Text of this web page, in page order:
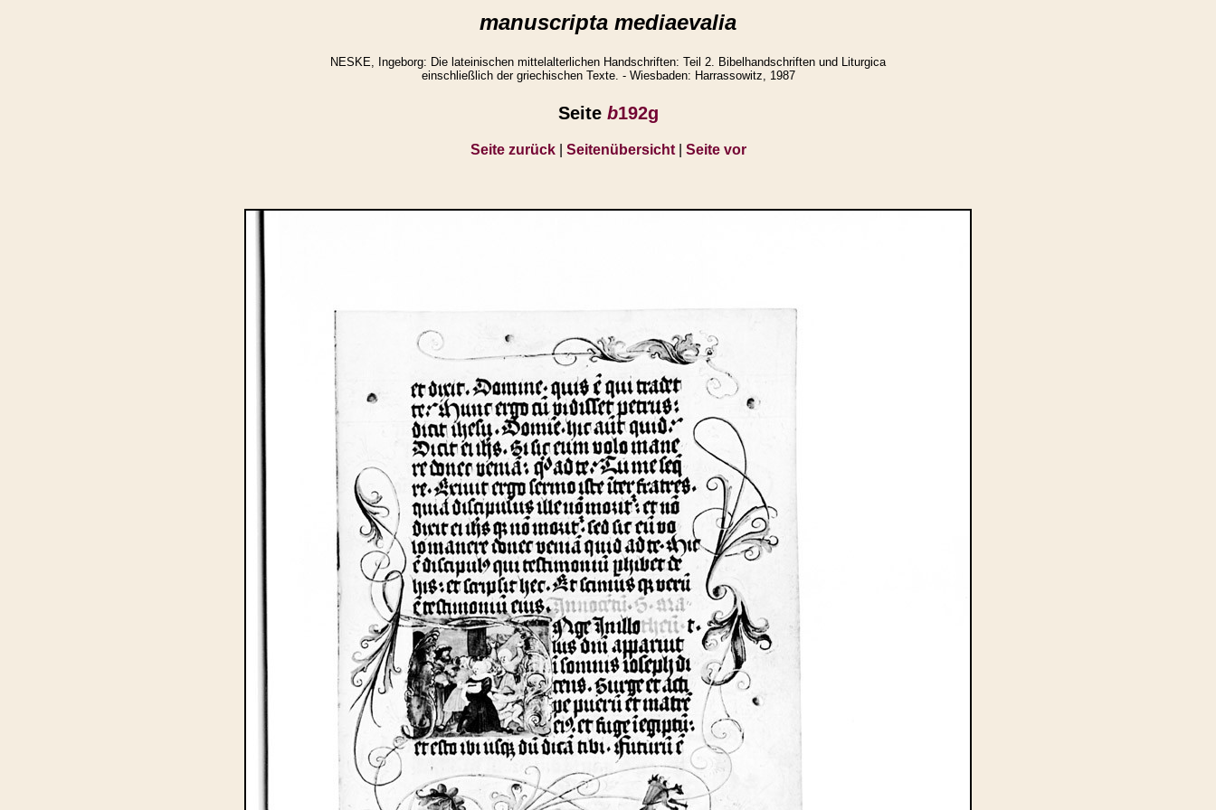
manuscripta mediaevalia
NESKE, Ingeborg: Die lateinischen mittelalterlichen Handschriften: Teil 2. Bibelhandschriften und Liturgica
einschließlich der griechischen Texte. - Wiesbaden: Harrassowitz, 1987
Seite b192g
Seite zurück| Seitenübersicht| Seite vor